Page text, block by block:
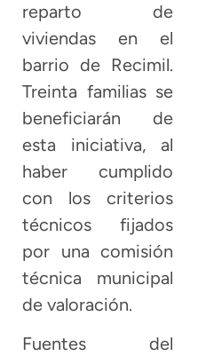
reparto de
viviendas en el
barrio de Recimil.
Treinta familias se
beneficiarán de
esta iniciativa, al
haber cumplido
con los criterios
técnicos fijados
por una comisión
técnica municipal
de valoración.
Fuentes del